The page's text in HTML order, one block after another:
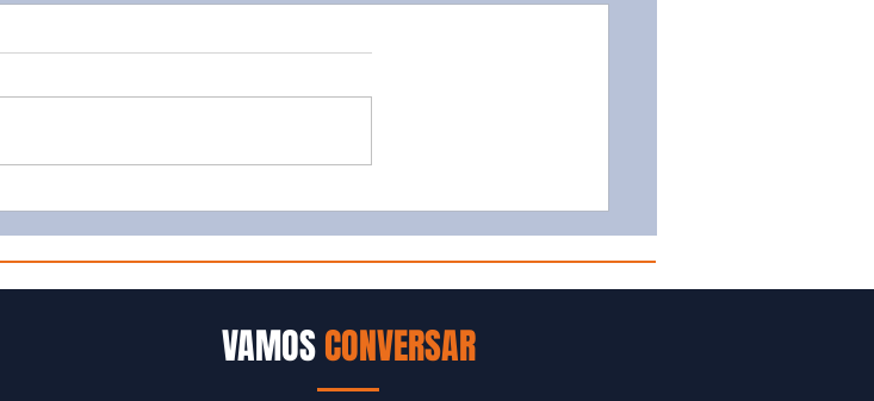
VAMOSCONVERSAR